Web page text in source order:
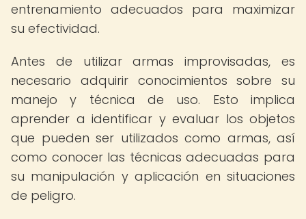
entrenamiento adecuados para maximizar
su efectividad.
Antes de utilizar armas improvisadas, es
necesario adquirir conocimientos sobre su
manejo y técnica de uso. Esto implica
aprender a identificar y evaluar los objetos
que pueden ser utilizados como armas, así
como conocer las técnicas adecuadas para
su manipulación y aplicación en situaciones
de peligro.